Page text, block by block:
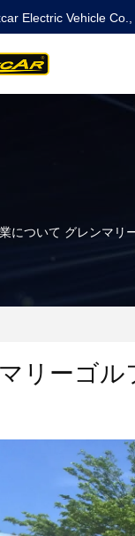
Electric Vehicle Co.,
について グレンマリ
リーゴル